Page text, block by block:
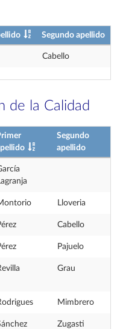
Segundo apellido
Cabello
de la Calidad
Segundo
apellido
Lloveria
Cabello
Pajuelo
Grau
Mimbrero
Zugasti